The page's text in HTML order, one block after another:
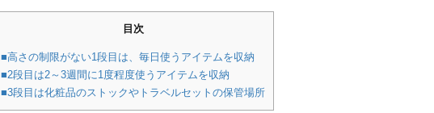
目次
■高さの制限がない1段目は、毎日使うアイテムを収納
■2段目は2～3週間に1度程度使うアイテムを収納
■3段目は化粧品のストックやトラベルセットの保管場所